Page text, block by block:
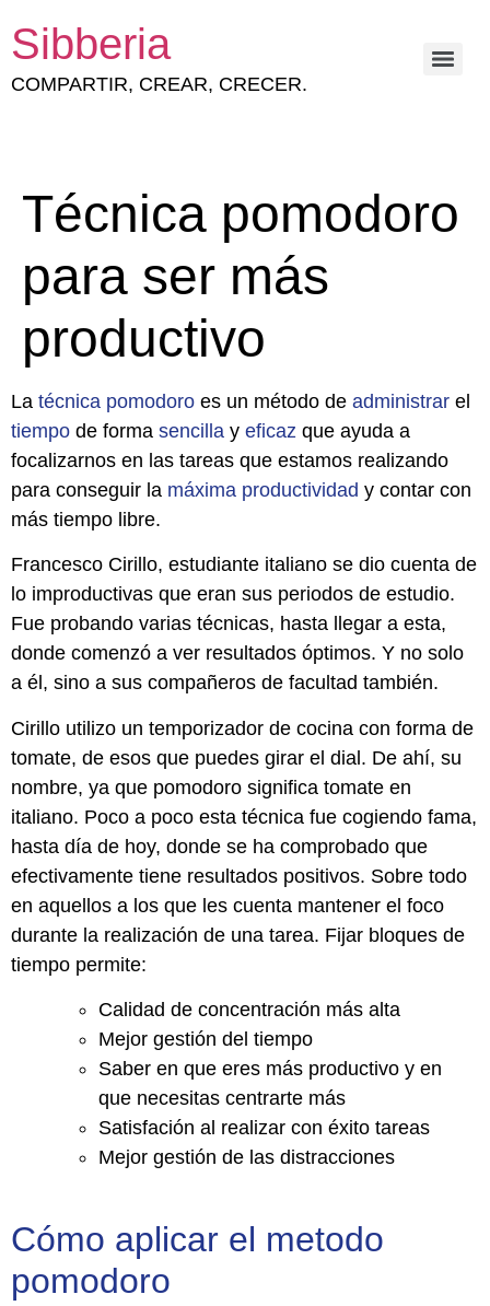
Sibberia
COMPARTIR, CREAR, CRECER.
Técnica pomodoro
para ser más
productivo
La técnica pomodoro es un método de administrar el
tiempo de forma sencilla y eficaz que ayuda a
focalizarnos en las tareas que estamos realizando
para conseguir la máxima productividad y contar con
más tiempo libre.
Francesco Cirillo, estudiante italiano se dio cuenta de
lo improductivas que eran sus periodos de estudio.
Fue probando varias técnicas, hasta llegar a esta,
donde comenzó a ver resultados óptimos. Y no solo
a él, sino a sus compañeros de facultad también.
Cirillo utilizo un temporizador de cocina con forma de
tomate, de esos que puedes girar el dial. De ahí, su
nombre, ya que pomodoro significa tomate en
italiano. Poco a poco esta técnica fue cogiendo fama,
hasta día de hoy, donde se ha comprobado que
efectivamente tiene resultados positivos. Sobre todo
en aquellos a los que les cuenta mantener el foco
durante la realización de una tarea. Fijar bloques de
tiempo permite:
Calidad de concentración más alta
Mejor gestión del tiempo
Saber en que eres más productivo y en
que necesitas centrarte más
Satisfación al realizar con éxito tareas
Mejor gestión de las distracciones
Cómo aplicar el metodo
pomodoro